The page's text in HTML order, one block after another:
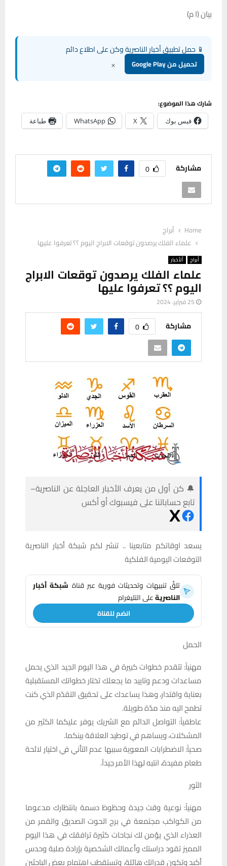
بيان (ا م)
📱 حمل تطبيق أخبار الناصرية وكن على اطلاع دائم
تحميل من Google Play ×
شارك هذا الموضوع:
فيس بوك X
WhatsApp طباعة
مشاركة 0
Home
أبراج
علماء الفلك يرصدون توقعات الابراج اليوم ؟؟ تعرفوا عليها
أبراج ألأخبار
علماء الفلك يرصدون توقعات الابراج
اليوم ؟؟ تعرفوا عليها
25 فبراير، 2024
مشاركة 0
🔔 كن أول من يعرف الأخبار العاجلة عن الناصرية–
تابع حساباتنا على فيسبوك أو أكس
يسعد اوقاتكم متابعينا .. تنشر لكم شبكة أخبار الناصرية
التوقعات اليومية الفلكية
تلقَّ تنبيهات وتحديثات فورية عبر قناة شبكة أخبار
الناصريةعلى التليغرام
انضم للقناة
الحمل
مهنياً: تتقدم خطوات كبيرة في هذا اليوم الجيد الذي يحمل
مساعدات ودعم وتاييد ما يجعلك تختار خطواتك المستقبلية
بعناية واقتدار، وهذا يساعدك على تحقيق التقدّم الذي كنت
تطمح اليه منذ مدّة طويلة.
عاطفياً: التواصل الدائم مع الشريك يوفر عليكما الكثير من
المشكلات، ويساهم في توطيد العلاقة بينكما.
صحياً: الاضطرابات المعوية سببها عدم التأني في اختيار لائحة
طعام مفيدة، انتبه لهذا الأمر جيدآ.
الثور
مهنياً: نوعية وقت جيدة وحظوظ دسمة بانتظارك مدعوما
من الكواكب مجتمعة في برج الحوت الصديق والقمر من
العذراء الذي يؤمن لك نجاحات كثيرة ترافقك في هذا اليوم
المميز تقود دراستك وأعمالك الشخصية بإرادة صلبة وحدس
أكيد وتكون قدراتك هائلة، وتستقطب اهتمام بعض الباحثين